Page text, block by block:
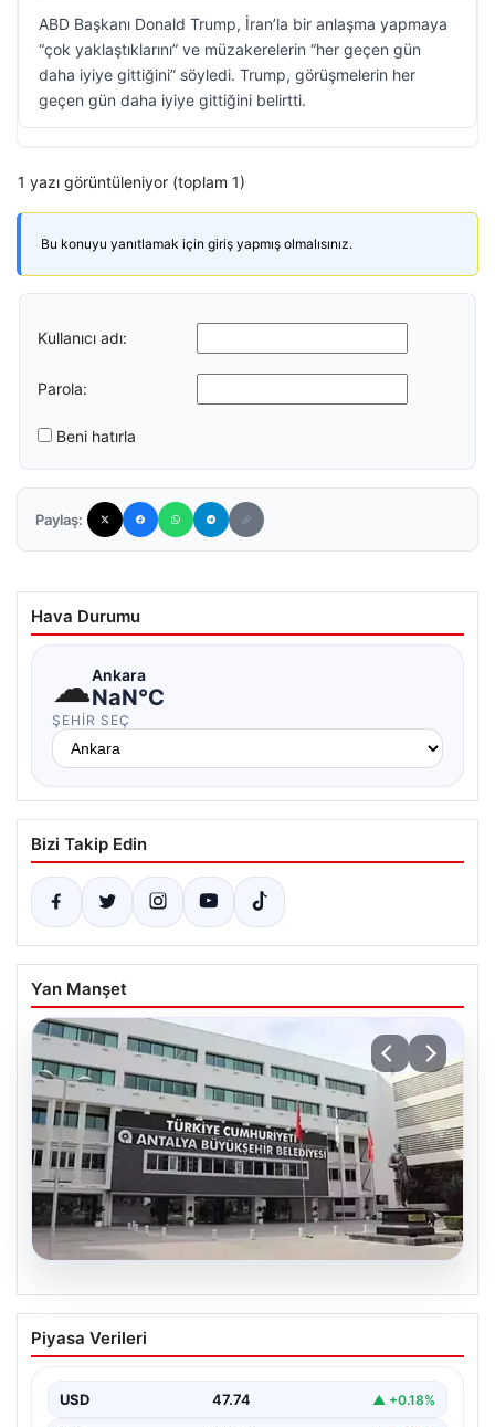
ABD Başkanı Donald Trump, İran’la bir anlaşma yapmaya
“çok yaklaştıklarını” ve müzakerelerin “her geçen gün
daha iyiye gittiğini” söyledi. Trump, görüşmelerin her
geçen gün daha iyiye gittiğini belirtti.
1 yazı görüntüleniyor (toplam 1)
Bu konuyu yanıtlamak için giriş yapmış olmalısınız.
Kullanıcı adı:
Parola:
Beni hatırla
Paylaş:
Hava Durumu
☁Ankara
NaN°C
ŞEHIR SEÇ
Bizi Takip Edin
Yan Manşet
06.08.2026
Antalya’daki yolsuzluk soruşturmasında
iki yeni gözaltı
Piyasa Verileri
USD 47.74 ▲ +0.18%